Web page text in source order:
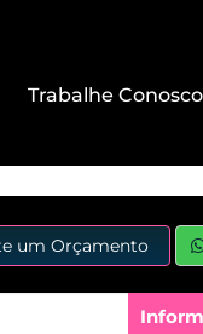
Trabalhe Conosco
um Orçamento